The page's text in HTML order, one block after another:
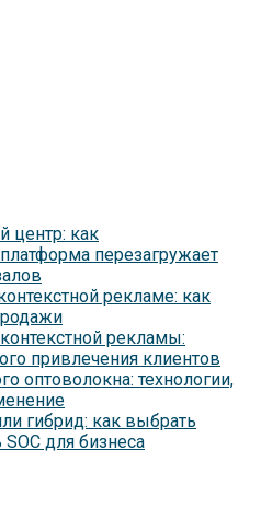
центр: как
перезагружает
рекламе: как
рекламы:
привлечения клиентов
оптоволокна: технологии,
гибрид: как выбрать
для бизнеса